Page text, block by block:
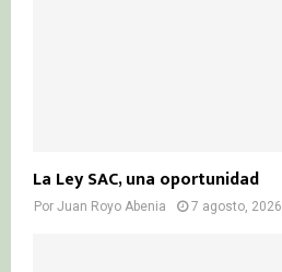
La Ley SAC, una oportunidad
Por Juan Royo Abenia 7 agosto, 2026